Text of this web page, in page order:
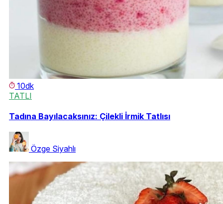
10dk
TATLI
Tadına Bayılacaksınız: Çilekli İrmik Tatlısı
Özge Siyahlı